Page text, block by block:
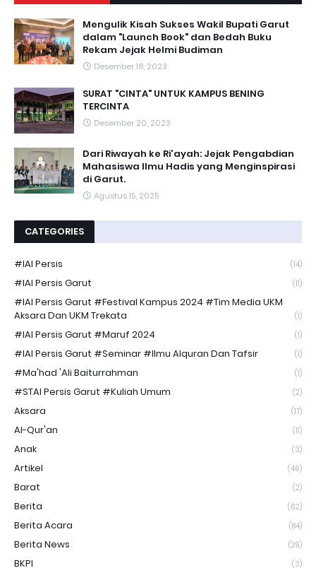
Mengulik Kisah Sukses Wakil Bupati Garut
dalam "Launch Book" dan Bedah Buku
Rekam Jejak Helmi Budiman
Desember 18, 2023
SURAT "CINTA" UNTUK KAMPUS BENING
TERCINTA
Desember 20, 2023
Dari Riwayah ke Ri'ayah: Jejak Pengabdian
Mahasiswa Ilmu Hadis yang Menginspirasi
di Garut.
Agustus 15, 2025
CATEGORIES
#IAI Persis (14)
#IAI Persis Garut (11)
#IAI Persis Garut #Festival Kampus 2024 #Tim Media UKM
Aksara Dan UKM Trekata
(1)
#IAI Persis Garut #Maruf 2024 (1)
#IAI Persis Garut #Seminar #Ilmu Alquran Dan Tafsir (1)
#Ma'had 'Ali Baiturrahman (1)
#STAI Persis Garut #Kuliah Umum (2)
Aksara (17)
Al-Qur'an (11)
Anak (3)
Artikel (46)
Barat (2)
Berita (62)
Berita Acara (84)
Berita News (29)
BKPI (3)